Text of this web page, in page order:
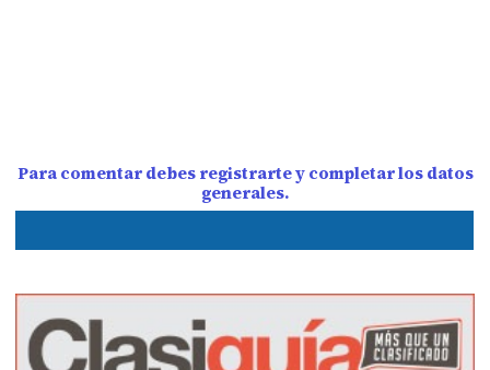
Para comentar debes registrarte y completar los datos
generales.